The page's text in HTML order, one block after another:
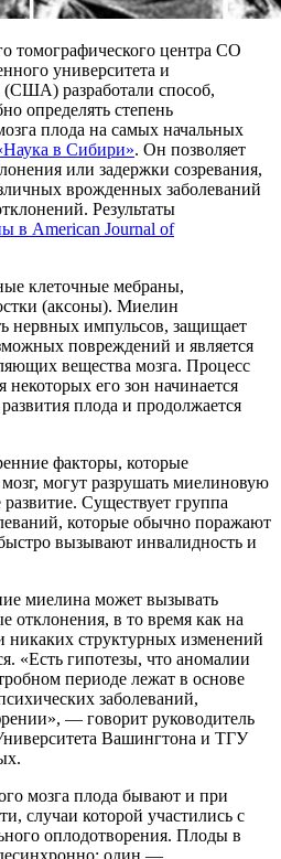
томографического центра СО
университета и
разработали способ,
определять степень
плода на самых начальных
в Сибири». Он позволяет
или задержки созревания,
врожденных заболеваний
Результаты
в American Journal of
клеточные мебраны,
(аксоны). Миелин
нервных импульсов, защищает
повреждений и является
вещества мозга. Процесс
его зон начинается
плода и продолжается
факторы, которые
могут разрушать миелиновую
Существует группа
которые обычно поражают
вызывают инвалидность и
миелина может вызывать
отклонения, в то время как на
структурных изменений
«Есть гипотезы, что аномалии
периоде лежат в основе
заболеваний,
— говорит руководитель
Вашингтона и ТГУ
мозга плода бывают и при
случаи которой участились с
оплодотворения. Плоды в